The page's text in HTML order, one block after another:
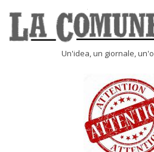
content
Un'idea, un giornale,